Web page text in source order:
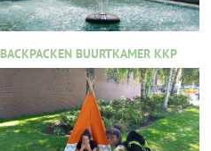
BACKPACKEN BUURTKAMER KKP